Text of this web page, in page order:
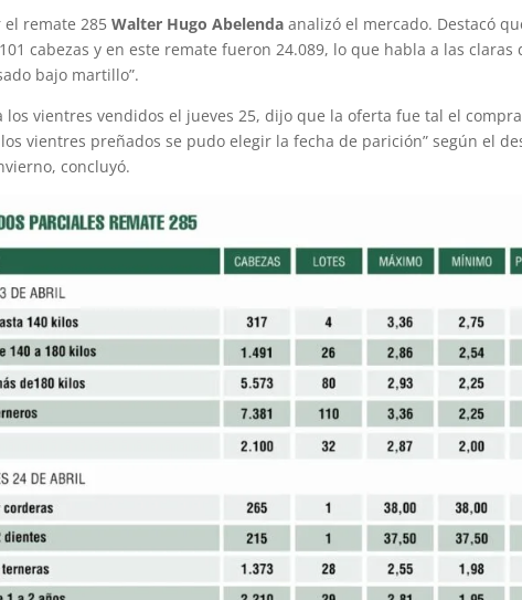
el remate 285Walter Hugo Abelenda analizó el mercado. Destacó
cabezas y en este remate fueron 24.089, lo que habla a las
bajo martillo”.
los vientres vendidos el jueves 25, dijo que la oferta fue tal el
vientres preñados se pudo elegir la fecha de parición” según el
concluyó.